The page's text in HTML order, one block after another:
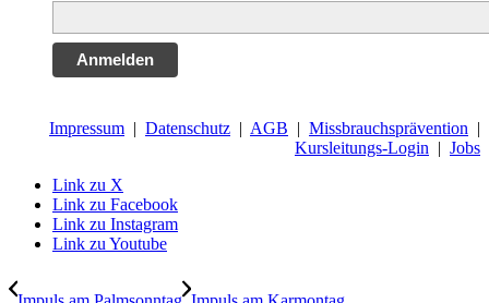
Anmelden
Impressum | Datenschutz | AGB | Missbrauchsprävention |
Kursleitungs-Login | Jobs
Link zu X
Link zu Facebook
Link zu Instagram
Link zu Youtube